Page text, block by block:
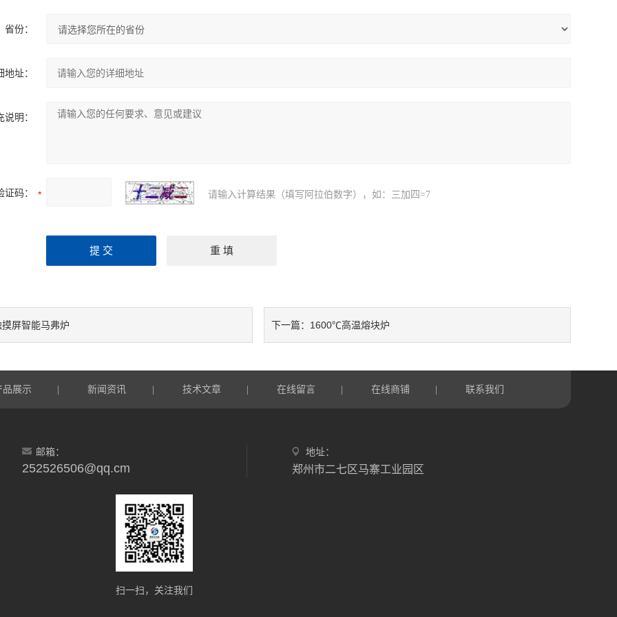
省份：
地址：
说明：
证码： 请输入计算结果（填写阿拉伯数字），如：三加四=7
屏智能马弗炉 下一篇： 1600℃高温熔块炉
品展示 新闻资讯 技术文章 在线留言 在线商铺 联系我们
邮箱：
252526506@qq.cm
地址：
郑州市二七区马寨工业园区
扫一扫，关注我们